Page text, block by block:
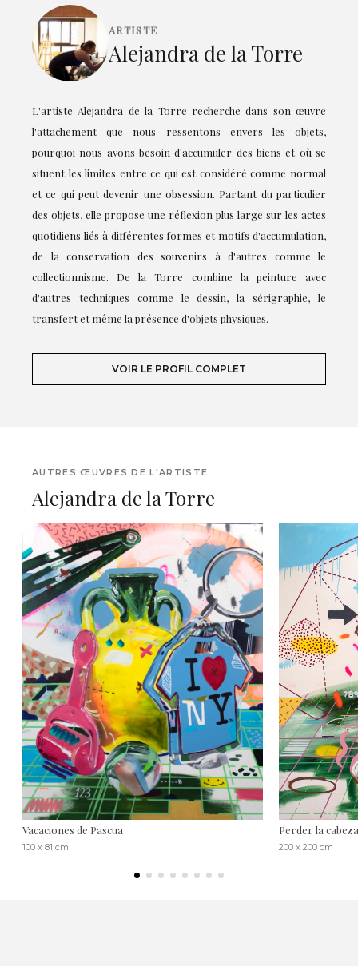
ARTISTE
Alejandra de la Torre
L'artiste Alejandra de la Torre recherche dans son œuvre
l'attachement que nous ressentons envers les objets,
pourquoi nous avons besoin d'accumuler des biens et où se
situent les limites entre ce qui est considéré comme normal
et ce qui peut devenir une obsession. Partant du particulier
des objets, elle propose une réflexion plus large sur les actes
quotidiens liés à différentes formes et motifs d'accumulation,
de la conservation des souvenirs à d'autres comme le
collectionnisme. De la Torre combine la peinture avec
d'autres techniques comme le dessin, la sérigraphie, le
transfert et même la présence d'objets physiques.
VOIR LE PROFIL COMPLET
AUTRES ŒUVRES DE L'ARTISTE
Alejandra de la Torre
Vacaciones de Pascua
100 x 81 cm
Perder la
200 x 200 cm